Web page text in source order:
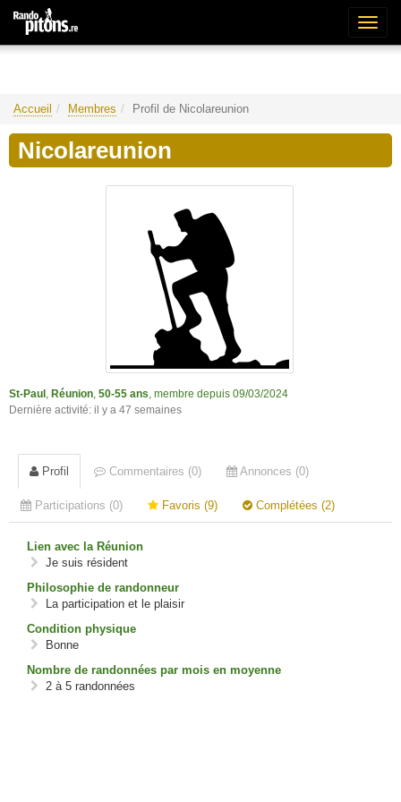
Accueil Membres Profil de Nicolareunion
Nicolareunion
St-Paul Réunion 50-55 ans , membre depuis 09/03/2024
Dernière activité: il y a 47 semaines
Profil Commentaires (0) Annonces (0)
Participations (0) Favoris (9) Complétées (2)
Lien avec la Réunion
Je suis résident
Philosophie de randonneur
La participation et le plaisir
Condition physique
Bonne
Nombre de randonnées par mois en moyenne
2 à 5 randonnées